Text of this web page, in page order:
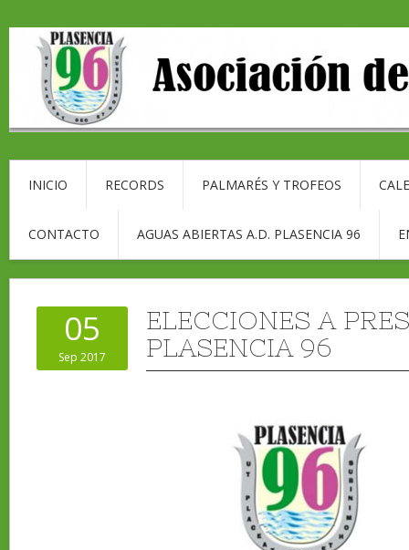
INICIO RECORDS PALMARÉS Y TROFEOS
CONTACTO AGUAS ABIERTAS A.D. PLASENCIA 96
05
Sep 2017
ELECCIONES A
PLASENCIA 96